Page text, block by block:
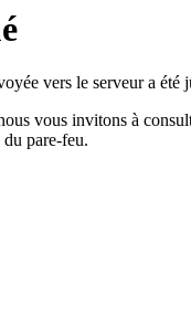
vers le serveur a été
vous invitons à
pare-feu.